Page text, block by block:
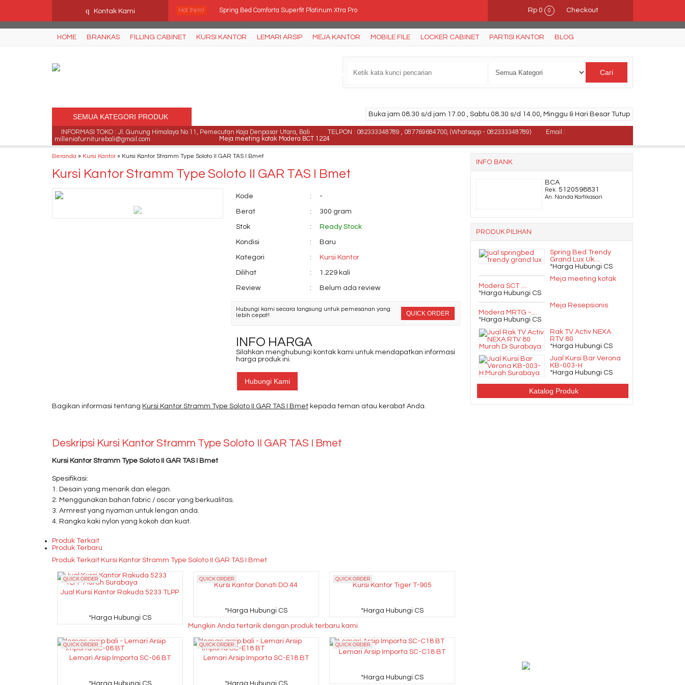
q Kontak Kami Hot Item! Spring Bed Comforta Superfit Platinum Xtra Pro
Meja meeting kotak Modera BCT 1224
Kursi Susun Futura FTR 405
Rp 0 0 Checkout
HOME BRANKAS FILLING CABINET KURSI KANTOR LEMARI ARSIP MEJA KANTOR MOBILE FILE LOCKER CABINET PARTISI KANTOR BLOG
Cari
Buka jam 08.30 s/d jam 17.00 , Sabtu 08.30 s/d 14.00, Minggu & Hari Besar Tutup
SEMUA KATEGORI PRODUK
INFORMASI TOKO : Jl. Gunung Himalaya No 11, Pemecutan Kaja Denpasar Utara, Bali . TELPON : 082333348789 , 087769684700, (Whatsapp - 082333348789)
Email :
milleniafurniturebali@gmail.com
Beranda » Kursi Kantor» Kursi Kantor Stramm Type Soloto II GAR TAS I Bmet
Kursi Kantor Stramm Type Soloto II GAR TAS I Bmet
Kode : -
Berat : 300 gram
Stok : Ready Stock
Kondisi : Baru
Kategori : Kursi Kantor
Dilihat : 1.229 kali
Review : Belum ada review
QUICK ORDER
Hubungi kami secara langsung untuk pemesanan yang
lebih cepat!
INFO HARGA
Silahkan menghubungi kontak kami untuk mendapatkan informasi
harga produk ini.
Hubungi Kami
Bagikan informasi tentang Kursi Kantor Stramm Type Soloto II GAR TAS I Bmet kepada teman atau kerabat Anda.
Deskripsi Kursi Kantor Stramm Type Soloto II GAR TAS I Bmet
Kursi Kantor Stramm Type Soloto II GAR TAS I Bmet
Spesifikasi:
1. Desain yang menarik dan elegan.
2. Menggunakan bahan fabric / oscar yang berkualitas.
3. Armrest yang nyaman untuk lengan anda.
4. Rangka kaki nylon yang kokoh dan kuat.
Produk Terkait
Produk Terbaru
Produk Terkait Kursi Kantor Stramm Type Soloto II GAR TAS I Bmet
QUICK ORDER
Jual Kursi Kantor Rakuda 5233 TLPP
*Harga Hubungi CS
QUICK ORDER
Kursi Kantor Donati DO 44
*Harga Hubungi CS
QUICK ORDER
Kursi Kantor Tiger T-905
*Harga Hubungi CS
Mungkin Anda tertarik dengan produk terbaru kami
QUICK ORDER
Lemari Arsip Importa SC-06 BT
*Harga Hubungi CS
QUICK ORDER
Lemari Arsip Importa SC-E18 BT
*Harga Hubungi CS
QUICK ORDER
Lemari Arsip Importa SC-C18 BT
*Harga Hubungi CS
INFO BANK
BCA
Rek. 5120598831
An. Nanda Kartikasari
PRODUK PILIHAN
Spring Bed Trendy
Grand Lux Uk....
*Harga Hubungi CS
Meja meeting kotak
Modera SCT ....
*Harga Hubungi CS
Meja Resepsionis
Modera MRTG -....
*Harga Hubungi CS
Rak TV Activ NEXA
RTV 80
*Harga Hubungi CS
Jual Kursi Bar Verona
KB-003-H
*Harga Hubungi CS
Katalog Produk